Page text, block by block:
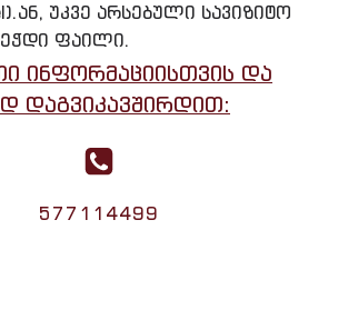
უკვე არსებული სავიზიტო
ფაილი.
ინფორმაციისთვის და
დაგვიკავშირდით:
577114499